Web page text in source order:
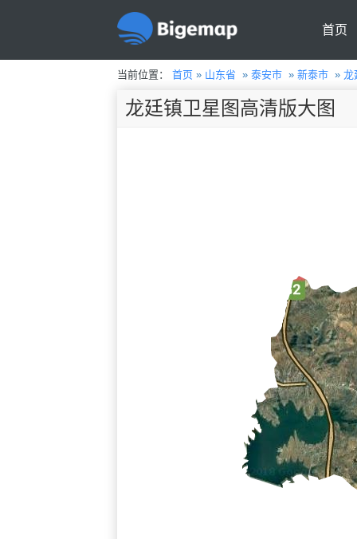
首页
当前位置： 首页» 山东省 » 泰安市» 新泰市» 龙
龙廷镇卫星图高清版大图